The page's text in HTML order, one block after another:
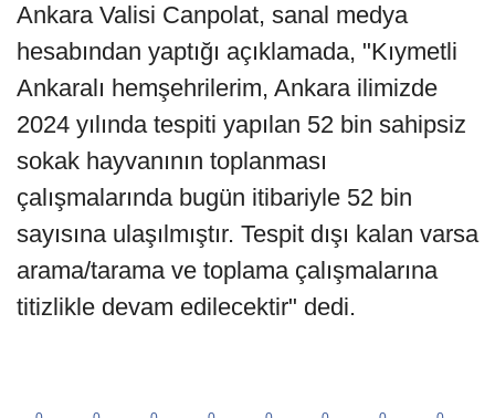
Ankara Valisi Canpolat, sanal medya
hesabından yaptığı açıklamada, "Kıymetli
Ankaralı hemşehrilerim, Ankara ilimizde
2024 yılında tespiti yapılan 52 bin sahipsiz
sokak hayvanının toplanması
çalışmalarında bugün itibariyle 52 bin
sayısına ulaşılmıştır. Tespit dışı kalan varsa
arama/tarama ve toplama çalışmalarına
titizlikle devam edilecektir" dedi.